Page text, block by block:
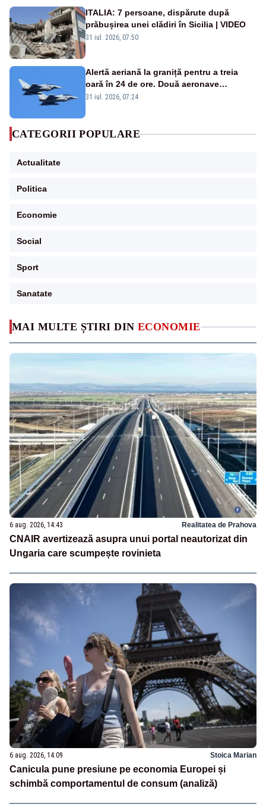
MAI MULTE ȘTIRI DIN ECONOMIE
6 aug. 2026, 14:43 Realitatea de Prahova
CNAIR avertizează asupra unui portal neautorizat din
Ungaria care scumpește rovinieta
6 aug. 2026, 14:09 Stoica Marian
Canicula pune presiune pe economia Europei și
schimbă comportamentul de consum (analiză)
ITALIA: 7 persoane, dispărute după
prăbușirea unei clădiri în Sicilia | VIDEO
31 iul. 2026, 07:50
Alertă aeriană la graniță pentru a treia
oară în 24 de ore. Două aeronave
Eurofighter britanice au fost ridicate de la
31 iul. 2026, 07:24
CATEGORII POPULARE
Actualitate
Politica
Economie
Social
Sport
Sanatate